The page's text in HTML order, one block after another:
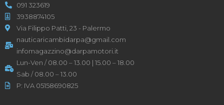
091 323619
3938874105
Via Filippo Patti, 23 - Palermo
nauticaricambidarpa@gmail.com
infomagazzino@darpamotori.it
Lun-Ven / 08.00 – 13.00 | 15.00 – 18.00
Sab / 08.00 – 13.00
P: IVA 05158690825